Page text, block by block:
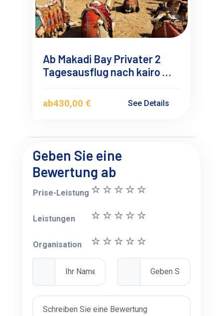
Ab Makadi Bay Privater 2
Tagesausflug nach kairo mit
ab430,00 € See Details
Geben Sie eine
Bewertung ab
Prise-Leistung
Leistungen
Organisation